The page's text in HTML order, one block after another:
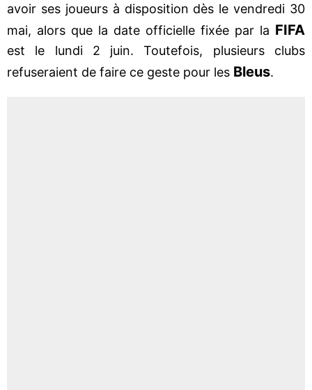
avoir ses joueurs à disposition dès le vendredi 30
mai, alors que la date officielle fixée par la FIFA
est le lundi 2 juin. Toutefois, plusieurs clubs
refuseraient de faire ce geste pour les Bleus.